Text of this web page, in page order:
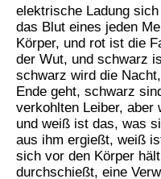
elektrische Ladung
das Blut eines jeden
Körper, und rot ist die
der Wut, und schwarz
schwarz wird die
Ende geht, schwarz
verkohlten Leiber, aber
und weiß ist das, was
aus ihm ergießt, weiß
sich vor den Körper
durchschießt, eine